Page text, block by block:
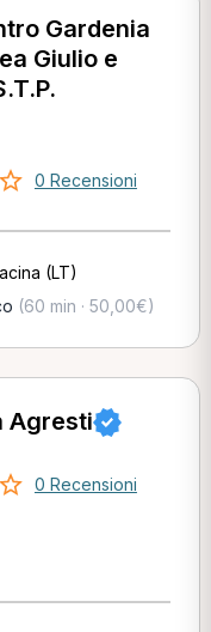
Gardenia
Giulio e
0 Recensioni
(LT)
(60 min · 50,00€)
Agresti
0 Recensioni